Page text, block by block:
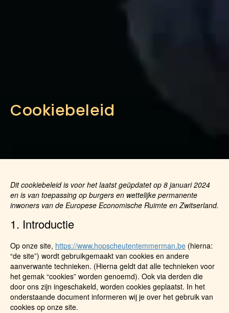
Cookiebeleid
Dit cookiebeleid is voor het laatst geüpdatet op 8 januari 2024
en is van toepassing op burgers en wettelijke permanente
inwoners van de Europese Economische Ruimte en Zwitserland.
1. Introductie
Op onze site, https://www.hopscheutentemmerman.be (hierna:
“de site”) wordt gebruikgemaakt van cookies en andere
aanverwante technieken. (Hierna geldt dat alle technieken voor
het gemak “cookies” worden genoemd). Ook via derden die
door ons zijn ingeschakeld, worden cookies geplaatst. In het
onderstaande document informeren wij je over het gebruik van
cookies op onze site.